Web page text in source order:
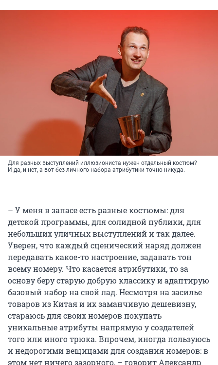
Для разных выступлений иллюзиониста нужен отдельный костюм?
И да, и нет, а вот без личного набора атрибутики точно никуда.
– У меня в запасе есть разные костюмы: для
детской программы, для солидной публики, для
небольших уличных выступлений и так далее.
Уверен, что каждый сценический наряд должен
передавать какое-то настроение, задавать тон
всему номеру. Что касается атрибутики, то за
основу беру старую добрую классику и адаптирую
базовый набор на свой лад. Несмотря на засилье
товаров из Китая и их заманчивую дешевизну,
стараюсь для своих номеров покупать
уникальные атрибуты напрямую у создателей
того или иного трюка. Впрочем, иногда пользуюсь
и недорогими вещицами для создания номеров: в
этом нет ничего зазорного, – говорит Александр